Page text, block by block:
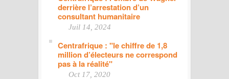
derrière l’arrestation d’un
consultant humanitaire
Juil 14, 2024
Centrafrique : "le chiffre de 1,8
million d’électeurs ne correspond
pas à la réalité"
Oct 17, 2020